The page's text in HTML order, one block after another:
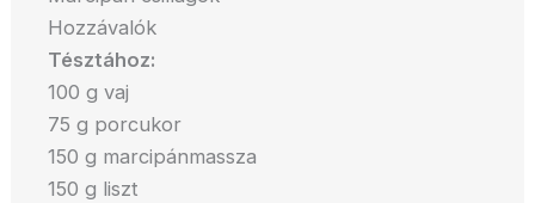
Hozzávalók
Tésztához:
100 g vaj
75 g porcukor
150 g marcipánmassza
150 g liszt